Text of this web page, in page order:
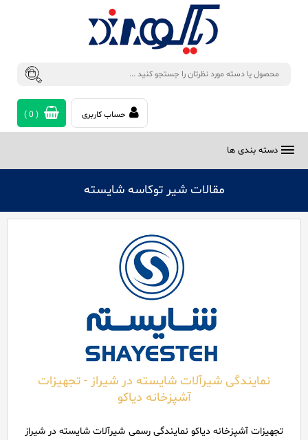
حساب کاربری (
0
)
دسته بندی ها
مقالات شیر توکاسه شایسته
نمایندگی شیرآلات شایسته در شیراز - تجهیزات
آشپزخانه دیاکو
تجهیزات آشپزخانه دیاکو نمایندگی رسمی شیرآلات شایسته در شیراز